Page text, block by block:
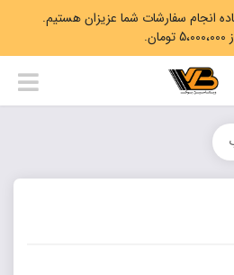
دوشنبه ۱۹ مرداد ۱۴۰۵ آماده انجام سفارشات شما عزیزان هستیم.